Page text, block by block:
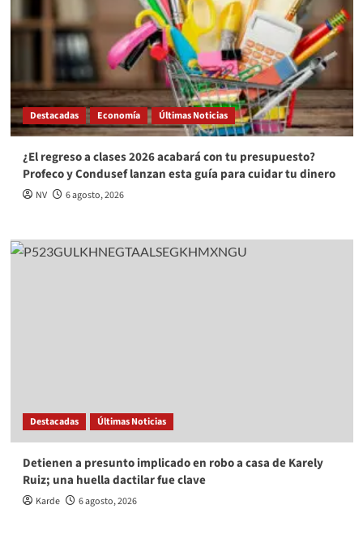
Destacadas Economía Últimas Noticias
¿El regreso a clases 2026 acabará con tu presupuesto?
Profeco y Condusef lanzan esta guía para cuidar tu dinero
NV 6 agosto, 2026
Destacadas Últimas Noticias
Detienen a presunto implicado en robo a casa de Karely
Ruiz; una huella dactilar fue clave
Karde 6 agosto, 2026